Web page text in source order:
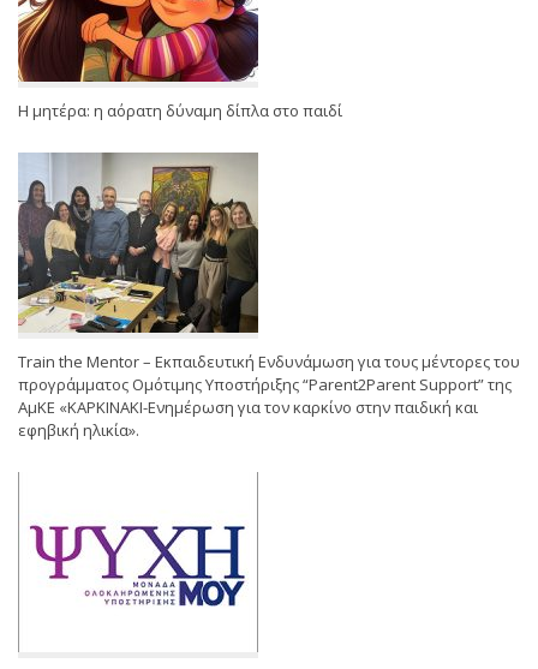
Η μητέρα: η αόρατη δύναμη δίπλα στο παιδί
Train the Mentor – Εκπαιδευτική Ενδυνάμωση για τους μέντορες του
προγράμματος Ομότιμης Υποστήριξης “Parent2Parent Support” της
ΑμΚΕ «ΚΑΡΚΙΝΑΚΙ-Ενημέρωση για τον καρκίνο στην παιδική και
εφηβική ηλικία».